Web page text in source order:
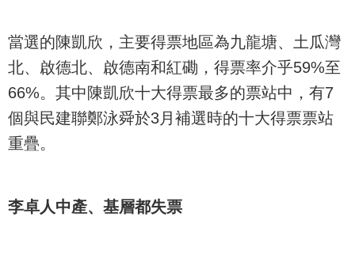
當選的陳凱欣，主要得票地區為九龍塘、土瓜灣
北、啟德北、啟德南和紅磡，得票率介乎59%至
66%。其中陳凱欣十大得票最多的票站中，有7
個與民建聯鄭泳舜於3月補選時的十大得票票站
重疊。
李卓人中產、基層都失票